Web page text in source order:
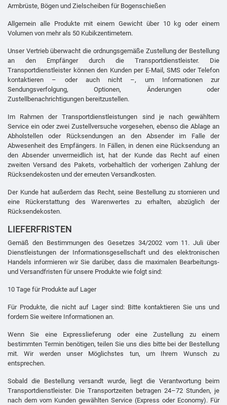
Armbrüste, Bögen und Zielscheiben für Bogenschießen
Allgemein alle Produkte mit einem Gewicht über 10 kg oder einem
Volumen von mehr als 50 Kubikzentimetern.
Unser Vertrieb überwacht die ordnungsgemäße Zustellung der Bestellung
an den Empfänger durch die Transportdienstleister. Die
Transportdienstleister können den Kunden per E-Mail, SMS oder Telefon
kontaktieren – oder auch nicht –, um Informationen zur
Sendungsverfolgung, Optionen, Änderungen oder
Zustellbenachrichtigungen bereitzustellen.
Im Rahmen der Transportdienstleistungen sind je nach gewähltem
Service ein oder zwei Zustellversuche vorgesehen, ebenso die Ablage an
Abholstellen oder Rücksendungen an den Absender im Falle der
Abwesenheit des Empfängers. In Fällen, in denen eine Rücksendung an
den Absender unvermeidlich ist, hat der Kunde das Recht auf einen
zweiten Versand des Pakets, vorbehaltlich der vorherigen Zahlung der
Rücksendekosten und der erneuten Versandkosten.
Der Kunde hat außerdem das Recht, seine Bestellung zu stornieren und
eine Rückerstattung des Warenwertes zu erhalten, abzüglich der
Rücksendekosten.
LIEFERFRISTEN
Gemäß den Bestimmungen des Gesetzes 34/2002 vom 11. Juli über
Dienstleistungen der Informationsgesellschaft und des elektronischen
Handels informieren wir Sie darüber, dass die maximalen Bearbeitungs-
und Versandfristen für unsere Produkte wie folgt sind:
10 Tage für Produkte auf Lager
Für Produkte, die nicht auf Lager sind: Bitte kontaktieren Sie uns und
fordern Sie weitere Informationen an.
Wenn Sie eine Expresslieferung oder eine Zustellung zu einem
bestimmten Termin benötigen, teilen Sie uns dies bitte bei der Bestellung
mit. Wir werden unser Möglichstes tun, um Ihrem Wunsch zu
entsprechen.
Sobald die Bestellung versandt wurde, liegt die Verantwortung beim
Transportdienstleister. Die Transportzeiten betragen 24–72 Stunden, je
nach dem vom Kunden gewählten Service (Express oder Economy). Für